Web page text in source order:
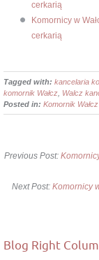
cerkarią
Komornicy w
cerkarią
Tagged with: kancelaria
komornik Wałcz Walcz
Posted in: Komornik Wałcz
Previous Post:
Next Post: Komornicy
Blog Right